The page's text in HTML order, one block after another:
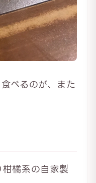
べるのが、また
橘系の自家製